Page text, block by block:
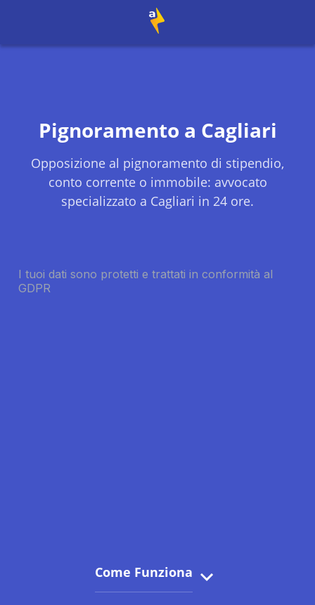
Pignoramento a Cagliari
Opposizione al pignoramento di stipendio,
conto corrente o immobile: avvocato
specializzato a Cagliari in 24 ore.
Come Funziona